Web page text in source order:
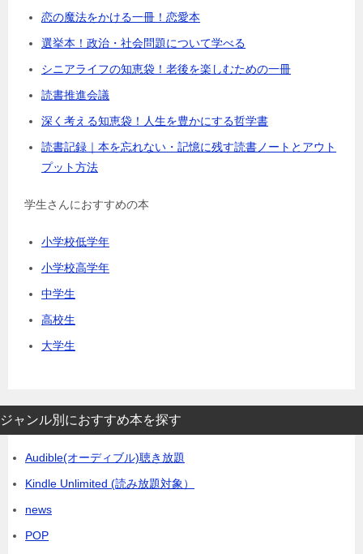
恋の魔法をかける一冊！恋愛本
選挙本！政治・社会問題について学べる
シニアライフの知恵袋！老後を楽しむための一冊
読書推進会議
深く考える知恵袋！人生を豊かにする哲学書
読書記録｜本を忘れない・記憶に残す読書ノートとアウト
プット方法
学生さんにおすすめの本
小学校低学年
小学校高学年
中学生
高校生
大学生
ジャンル別におすすめ本を探す
Audible(オーディブル)聴き放題
Kindle Unlimited (読み放題対象）
news
POP